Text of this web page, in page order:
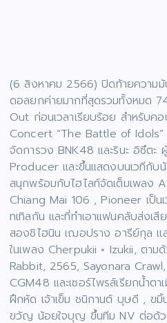
(6 สิงหาคม 2566) ปิดท้ายความมั
ดอลยกค่ายมากที่สุดรวมทั้งหมด
Out ก่อนเวลาเรียบร้อย สำหรับค
Concert “The Battle of
จัดการวง BNK48 และรินะ อิซึตะ
Producer และขึ้นแสดงบนเวทีกั
สนุกพร้อมกับไฮไลท์จัดเต็มเพลง
Chiang Mai 106 , Pioneer เป็น
ทเทิลกัน และที่ทำเอาแฟนคลับส่งเ
สองชิไฮนิน เฌอปราง อารีย์กุล แ
ในเพลง Cherpukii × Izukii, ตาม
Rabbit, 2565, Sayonara
CGM48 และเซอร์ไพรส์เรียกน้ำตา
ฝึกหัด เจ้าเข็ม ชนิกานต์ บุษดี , ข
ขวัญ น้อยใจบุญ ขึ้นทีม NV ต่อด้ว